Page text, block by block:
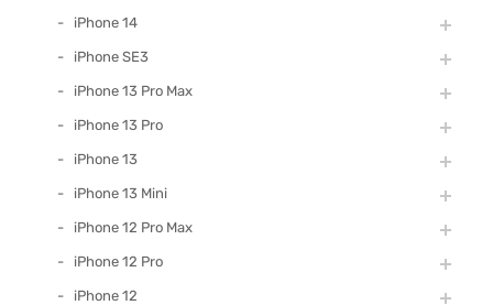
iPhone 14
iPhone SE3
iPhone 13 Pro Max
iPhone 13 Pro
iPhone 13
iPhone 13 Mini
iPhone 12 Pro Max
iPhone 12 Pro
iPhone 12